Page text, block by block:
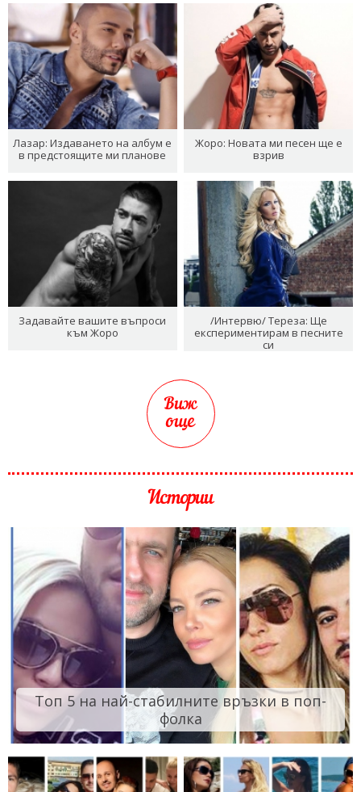
Лазар: Издаването на албум е
в предстоящите ми планове
Жоро: Новата ми песен ще е
взрив
Задавайте вашите въпроси
към Жоро
/Интервю/ Тереза: Ще
експериментирам в песните
си
Виж
още
Истории
Топ 5 на най-стабилните връзки в поп-
фолка